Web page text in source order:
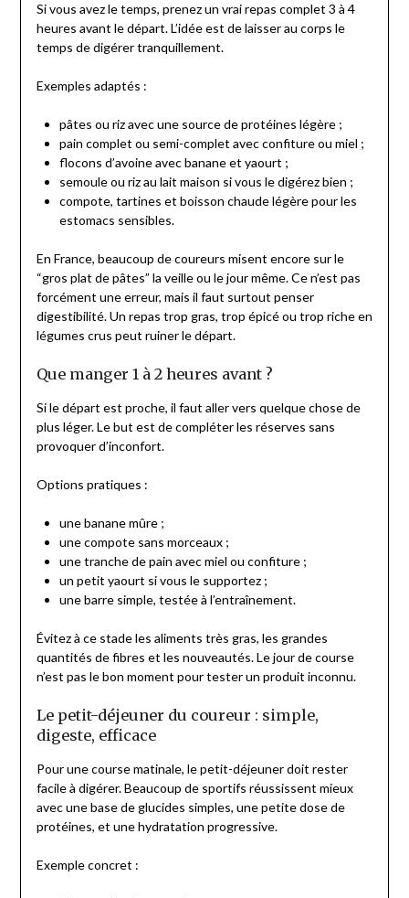
Si vous avez le temps, prenez un vrai repas complet 3 à 4
heures avant le départ. L’idée est de laisser au corps le
temps de digérer tranquillement.
Exemples adaptés :
pâtes ou riz avec une source de protéines légère ;
pain complet ou semi-complet avec confiture ou miel ;
flocons d’avoine avec banane et yaourt ;
semoule ou riz au lait maison si vous le digérez bien ;
compote, tartines et boisson chaude légère pour les
estomacs sensibles.
En France, beaucoup de coureurs misent encore sur le
“gros plat de pâtes” la veille ou le jour même. Ce n’est pas
forcément une erreur, mais il faut surtout penser
digestibilité. Un repas trop gras, trop épicé ou trop riche en
légumes crus peut ruiner le départ.
Que manger 1 à 2 heures avant ?
Si le départ est proche, il faut aller vers quelque chose de
plus léger. Le but est de compléter les réserves sans
provoquer d’inconfort.
Options pratiques :
une banane mûre ;
une compote sans morceaux ;
une tranche de pain avec miel ou confiture ;
un petit yaourt si vous le supportez ;
une barre simple, testée à l’entraînement.
Évitez à ce stade les aliments très gras, les grandes
quantités de fibres et les nouveautés. Le jour de course
n’est pas le bon moment pour tester un produit inconnu.
Le petit-déjeuner du coureur : simple,
digeste, efficace
Pour une course matinale, le petit-déjeuner doit rester
facile à digérer. Beaucoup de sportifs réussissent mieux
avec une base de glucides simples, une petite dose de
protéines, et une hydratation progressive.
Exemple concret :